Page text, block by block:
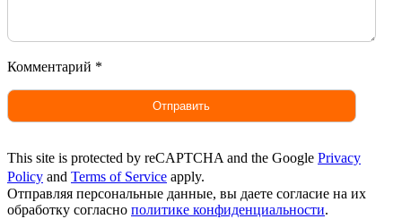
Комментарий *
This site is protected by reCAPTCHA and the Google Privacy
Policy and Terms of Service apply.
Отправляя персональные данные, вы даете согласие на их
обработку согласно политике конфиденциальности.